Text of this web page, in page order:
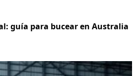
guía para bucear en Australia